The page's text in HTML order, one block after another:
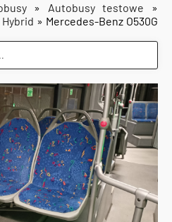
» Autobusy testowe »
» Mercedes-Benz O530G